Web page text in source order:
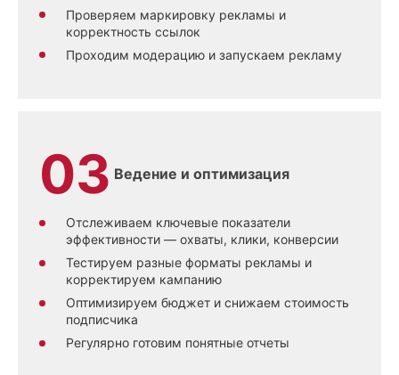
Проверяем маркировку рекламы и
корректность ссылок
Проходим модерацию и запускаем рекламу
Ведение и оптимизация
Отслеживаем ключевые показатели
эффективности — охваты, клики, конверсии
Тестируем разные форматы рекламы и
корректируем кампанию
Оптимизируем бюджет и снижаем стоимость
подписчика
Регулярно готовим понятные отчеты